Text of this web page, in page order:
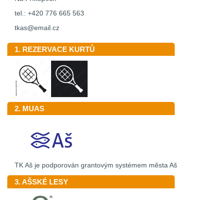
tel.: +420 776 665 563
tkas@email.cz
1. REZERVACE KURTŮ
2. MUAS
TK Aš je podporován grantovým systémem města Aš
3. AŠSKÉ LESY